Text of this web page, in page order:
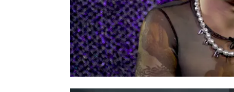
Tras el aperitivo de
ya tenemos fecha de
de mayo
en ATRESplayer
Además, podrás disfrutar
cada domingo, un